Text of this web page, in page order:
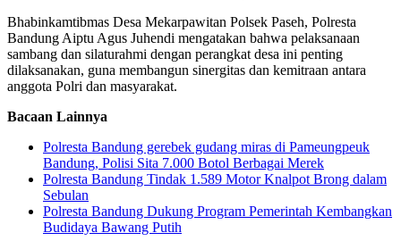
Bhabinkamtibmas Desa Mekarpawitan Polsek Paseh, Polresta
Bandung Aiptu Agus Juhendi mengatakan bahwa pelaksanaan
sambang dan silaturahmi dengan perangkat desa ini penting
dilaksanakan, guna membangun sinergitas dan kemitraan antara
anggota Polri dan masyarakat.
Bacaan Lainnya
Polresta Bandung gerebek gudang miras di Pameungpeuk
Bandung, Polisi Sita 7.000 Botol Berbagai Merek
Polresta Bandung Tindak 1.589 Motor Knalpot Brong dalam
Sebulan
Polresta Bandung Dukung Program Pemerintah Kembangkan
Budidaya Bawang Putih